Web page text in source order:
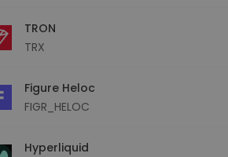
TRON
TRX
Figure Heloc
FIGR_HELOC
Hyperliquid